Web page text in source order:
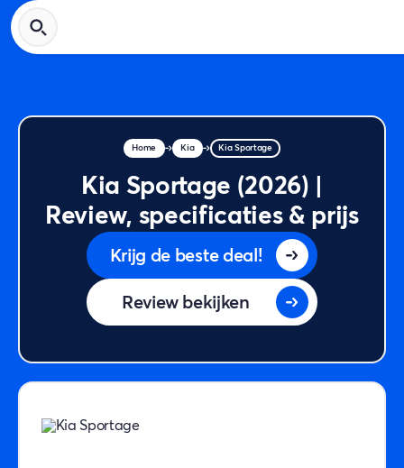
Home Kia Kia Sportage
Kia Sportage (2026) |
Review, specificaties & prijs
Krijg de beste deal!
Review bekijken